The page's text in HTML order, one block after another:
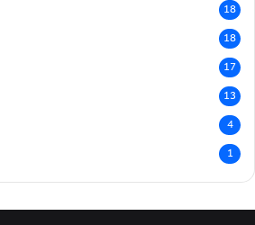
18
18
17
13
4
1